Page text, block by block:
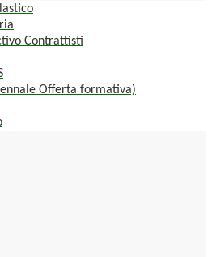
Contrattisti
Offerta formativa)